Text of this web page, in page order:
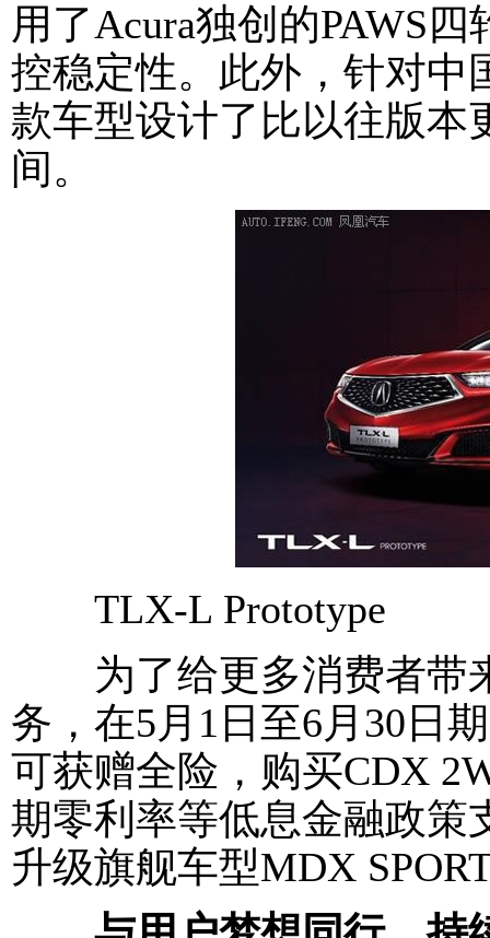
用了Acura独创的PAWS
控稳定性。此外，针对中
款车型设计了比以往版本
间。
TLX-L Prototype
为了给更多消费者带
务，在5月1日至6月30日
可获赠全险，购买CDX
期零利率等低息金融政策
升级旗舰车型MDX